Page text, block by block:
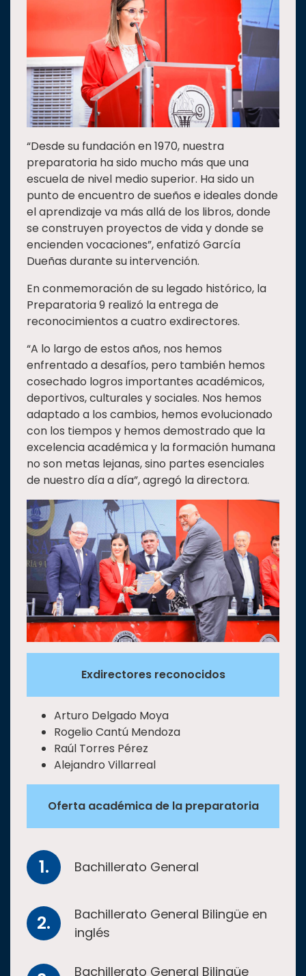
“Desde su fundación en 1970, nuestra
preparatoria ha sido mucho más que una
escuela de nivel medio superior. Ha sido un
punto de encuentro de sueños e ideales donde
el aprendizaje va más allá de los libros, donde
se construyen proyectos de vida y donde se
encienden vocaciones”, enfatizó García
Dueñas durante su intervención.
En conmemoración de su legado histórico, la
Preparatoria 9 realizó la entrega de
reconocimientos a cuatro exdirectores.
“A lo largo de estos años, nos hemos
enfrentado a desafíos, pero también hemos
cosechado logros importantes académicos,
deportivos, culturales y sociales. Nos hemos
adaptado a los cambios, hemos evolucionado
con los tiempos y hemos demostrado que la
excelencia académica y la formación humana
no son metas lejanas, sino partes esenciales
de nuestro día a día”, agregó la directora.
Exdirectores reconocidos
Arturo Delgado Moya
Rogelio Cantú Mendoza
Raúl Torres Pérez
Alejandro Villarreal
Oferta académica de la preparatoria
Bachillerato General
Bachillerato General Bilingüe en
inglés
Bachillerato General Bilingüe